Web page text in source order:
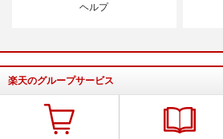
ヘルプ
楽天のグループサービス